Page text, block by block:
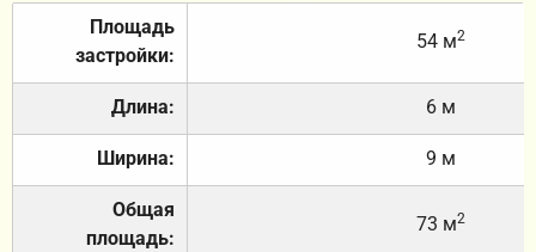
Площадь
застройки:
54 м2
Длина: 6 м
Ширина: 9 м
Общая
площадь:
73 м2